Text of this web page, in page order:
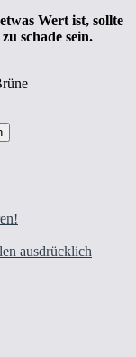
Wert ist, sollte
schade sein.
ausdrücklich